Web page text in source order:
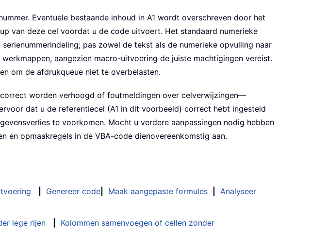
Eventuele bestaande inhoud in A1 wordt overschreven door het
van deze cel voordat u de code uitvoert. Het standaard numerieke
pas zowel de tekst als de numerieke opvulling naar
aangezien macro-uitvoering de juiste machtigingen vereist.
om de afdrukqueue niet te overbelasten.
worden verhoogd of foutmeldingen over celverwijzingen—
dat u de referentiecel (A1 in dit voorbeeld) correct hebt ingesteld
te voorkomen. Mocht u verdere aanpassingen nodig hebben
opmaakregels in de VBA-code dienovereenkomstig aan.
Genereer code Maak aangepaste formules
Analyseer
lege rijen
Kolommen samenvoegen of cellen zonder